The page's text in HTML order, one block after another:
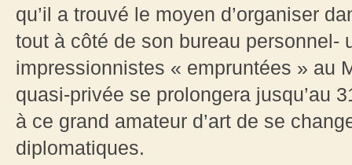
qu’il a trouvé le moyen d’organiser
tout à côté de son bureau personnel-
impressionnistes « empruntées » au
quasi-privée se prolongera jusqu’au
à ce grand amateur d’art de se
diplomatiques.